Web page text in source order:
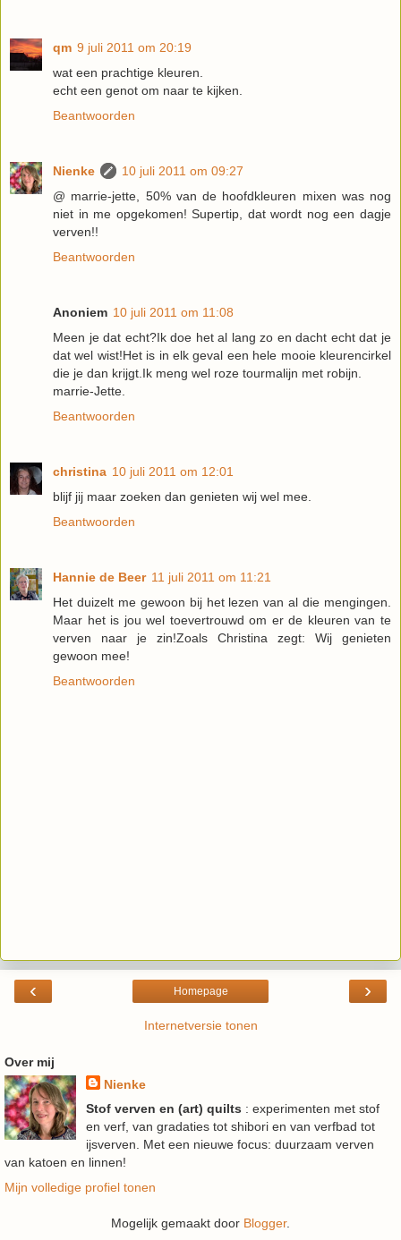
qm 9 juli 2011 om 20:19
wat een prachtige kleuren.
echt een genot om naar te kijken.
Beantwoorden
Nienke
10 juli 2011 om 09:27
@ marrie-jette, 50% van de hoofdkleuren mixen was nog
niet in me opgekomen! Supertip, dat wordt nog een dagje
verven!!
Beantwoorden
Anoniem 10 juli 2011 om 11:08
Meen je dat echt?Ik doe het al lang zo en dacht echt dat je
dat wel wist!Het is in elk geval een hele mooie kleurencirkel
die je dan krijgt.Ik meng wel roze tourmalijn met robijn.
marrie-Jette.
Beantwoorden
christina 10 juli 2011 om 12:01
blijf jij maar zoeken dan genieten wij wel mee.
Beantwoorden
Hannie de Beer 11 juli 2011 om 11:21
Het duizelt me gewoon bij het lezen van al die mengingen.
Maar het is jou wel toevertrouwd om er de kleuren van te
verven naar je zin!Zoals Christina zegt: Wij genieten
gewoon mee!
Beantwoorden
‹ ›
Homepage
Internetversie tonen
Over mij
Nienke
Stof verven en (art) quilts : experimenten met stof
en verf, van gradaties tot shibori en van verfbad tot
ijsverven. Met een nieuwe focus: duurzaam verven
van katoen en linnen!
Mijn volledige profiel tonen
Mogelijk gemaakt door Blogger.